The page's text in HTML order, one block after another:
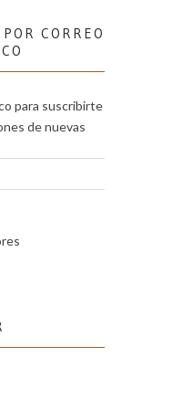
CORREO
para suscribirte
de nuevas